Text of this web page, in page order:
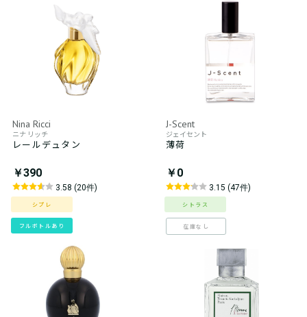
Nina Ricci
ニナ リッチ
レールデュタン
￥390
3.58 (20件)
シプレ
フルボトルあり
J-Scent
ジェイセント
薄荷
￥0
3.15 (47件)
シトラス
在庫なし